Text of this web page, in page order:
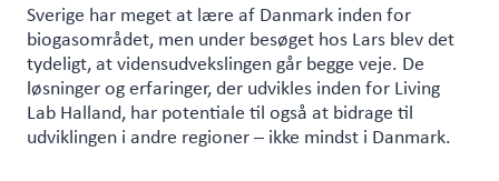
Sverige har meget at lære af Danmark inden for
biogasområdet, men under besøget hos Lars blev det
tydeligt, at vidensudvekslingen går begge veje. De
løsninger og erfaringer, der udvikles inden for Living
Lab Halland, har potentiale til også at bidrage til
udviklingen i andre regioner – ikke mindst i Danmark.